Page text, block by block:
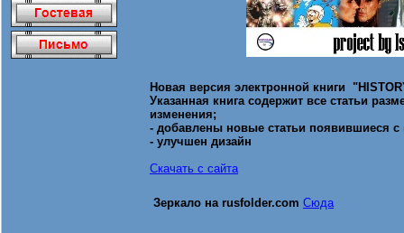
Новая версия электронной книги
Указанная книга содержит все статьи
изменения;
- добавлены новые статьи появившиеся
- улучшен дизайн
Скачать с сайта
Зеркало на rusfolder.com Сюда